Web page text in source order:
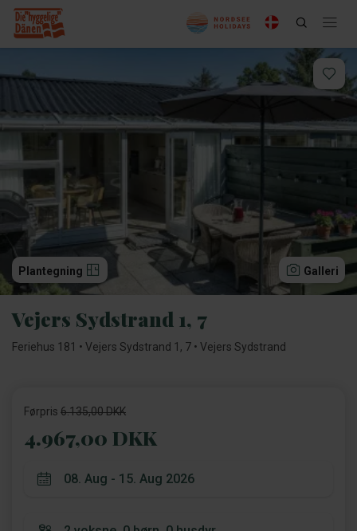
Plantegning Galleri
Vejers Sydstrand 1, 7
Feriehus 181 • Vejers Sydstrand 1, 7 • Vejers Sydstrand
Førpris 6.135,00 DKK
4.967,00 DKK